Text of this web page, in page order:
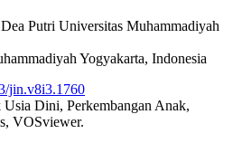
Putri Universitas Muhammadiyah
Yogyakarta, Indonesia
jin.v8i3.1760
Dini, Perkembangan Anak,
VOSviewer.